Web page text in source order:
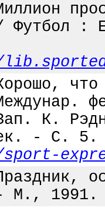
Футбол
К.
- С. 5.
sport-
- М.,